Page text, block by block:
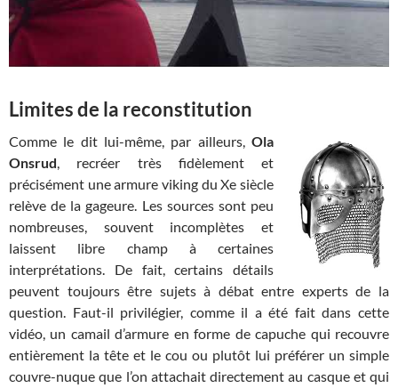
Limites de la reconstitution
Comme le dit lui-même, par ailleurs, Ola
Onsrud, recréer très fidèlement et
précisément une armure viking du Xe siècle
relève de la gageure. Les sources sont peu
nombreuses, souvent incomplètes et
laissent libre champ à certaines
interprétations. De fait, certains détails
peuvent toujours être sujets à débat entre experts de la
question. Faut-il privilégier, comme il a été fait dans cette
vidéo, un camail d’armure en forme de capuche qui recouvre
entièrement la tête et le cou ou plutôt lui préférer un simple
couvre-nuque que l’on attachait directement au casque et qui